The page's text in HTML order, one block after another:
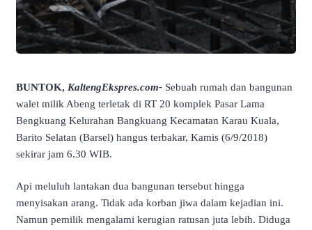
BUNTOK, KaltengEkspres.com- Sebuah rumah dan bangunan
walet milik Abeng terletak di RT 20 komplek Pasar Lama
Bengkuang Kelurahan Bangkuang Kecamatan Karau Kuala,
Barito Selatan (Barsel) hangus terbakar, Kamis (6/9/2018)
sekirar jam 6.30 WIB.
Api meluluh lantakan dua bangunan tersebut hingga
menyisakan arang. Tidak ada korban jiwa dalam kejadian ini.
Namun pemilik mengalami kerugian ratusan juta lebih. Diduga